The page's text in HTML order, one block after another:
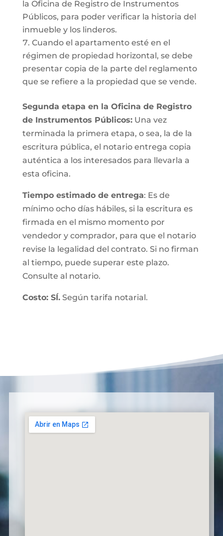
la Oficina de Registro de Instrumentos
Públicos, para poder verificar la historia del
inmueble y los linderos.
Cuando el apartamento esté en el
régimen de propiedad horizontal, se debe
presentar copia de la parte del reglamento
que se refiere a la propiedad que se vende.
Segunda etapa en la Oficina de Registro
de Instrumentos Públicos:Una vez
terminada la primera etapa, o sea, la de la
escritura pública, el notario entrega copia
auténtica a los interesados para llevarla a
esta oficina.
Tiempo estimado de entrega: Es de
mínimo ocho días hábiles, si la escritura es
firmada en el mismo momento por
vendedor y comprador, para que el notario
revise la legalidad del contrato. Si no firman
al tiempo, puede superar este plazo.
Consulte al notario.
Costo: SÍ.Según tarifa notarial.